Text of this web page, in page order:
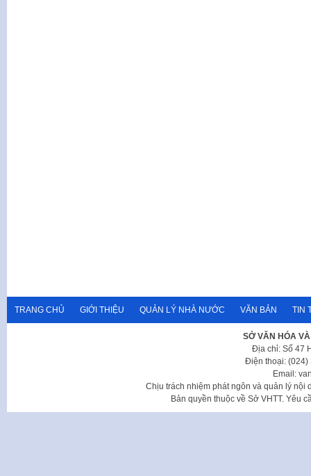
TRANG CHỦ GIỚI THIỆU QUẢN LÝ NHÀ NƯỚC VĂN BẢN TIN
SỞ VĂN HÓA
Địa chỉ: Số 47
Điện thoại: (024)
Email:
Chịu trách nhiệm phát ngôn và quản lý nội
Bản quyền thuộc về Sở VHTT. Yêu